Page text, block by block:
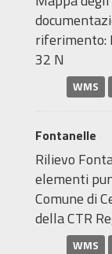
riferimento:
32 N
WMS
Fontanelle
Rilievo
elementi
Comune di
della CTR
WMS